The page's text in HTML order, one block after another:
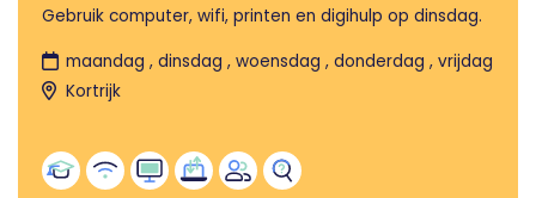
Gebruik computer, wifi, printen en digihulp op dinsdag.
maandag , dinsdag , woensdag , donderdag , vrijdag
Kortrijk